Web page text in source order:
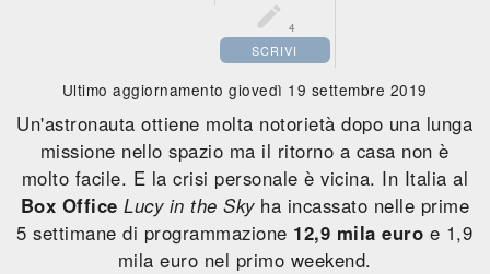
 4
SCRIVI
Ultimo aggiornamento giovedì 19 settembre 2019
Un'astronauta ottiene molta notorietà dopo una lunga
missione nello spazio ma il ritorno a casa non è
molto facile. E la crisi personale è vicina. In Italia al
Box Office Lucy in the Skyha incassato nelle prime
5 settimane di programmazione 12,9 mila euro e 1,9
mila euro nel primo weekend.